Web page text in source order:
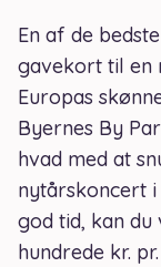
En af de
gavekort til en
Europas
Byernes By
hvad med at
nytårskoncert
god tid, kan
hundrede kr.